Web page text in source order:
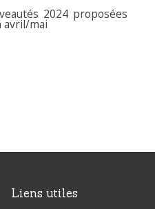
2024 proposées
avril/mai
liens utiles